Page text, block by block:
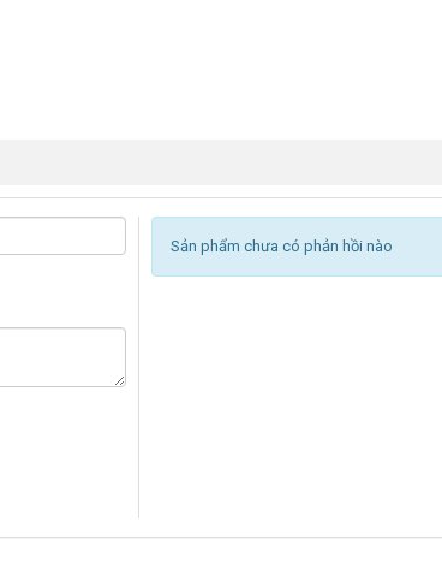
Sản phẩm chưa có phản hồi nào